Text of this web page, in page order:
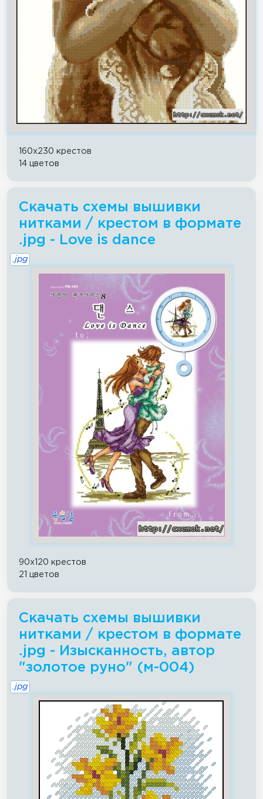
160x230 крестов
14 цветов
Скачать схемы вышивки
нитками / крестом в формате
.jpg - Love is dance
.jpg
90x120 крестов
21 цветов
Скачать схемы вышивки
нитками / крестом в формате
.jpg - Изысканность, автор
"золотое руно" (м-004)
.jpg